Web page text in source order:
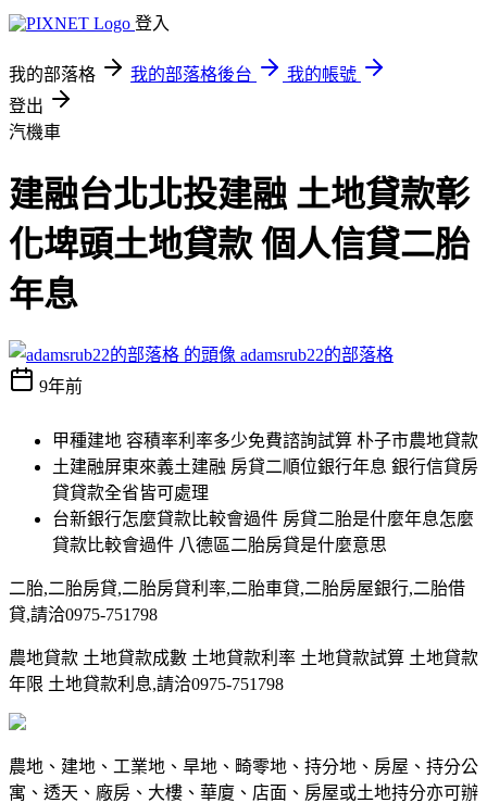
登入
我的部落格 我的部落格後台
我的帳號
登出
汽機車
建融台北北投建融 土地貸款彰
化埤頭土地貸款 個人信貸二胎
年息
adamsrub22的部落格
9年前
甲種建地 容積率利率多少免費諮詢試算 朴子市農地貸款
土建融屏東來義土建融 房貸二順位銀行年息 銀行信貸房
貸貸款全省皆可處理
台新銀行怎麼貸款比較會過件 房貸二胎是什麼年息怎麼
貸款比較會過件 八德區二胎房貸是什麼意思
二胎,二胎房貸,二胎房貸利率,二胎車貸,二胎房屋銀行,二胎借
貸,請洽0975-751798
農地貸款 土地貸款成數 土地貸款利率 土地貸款試算 土地貸款
年限 土地貸款利息,請洽0975-751798
農地、建地、工業地、旱地、畸零地、持分地、房屋、持分公
寓、透天、廠房、大樓、華廈、店面、房屋或土地持分亦可辦